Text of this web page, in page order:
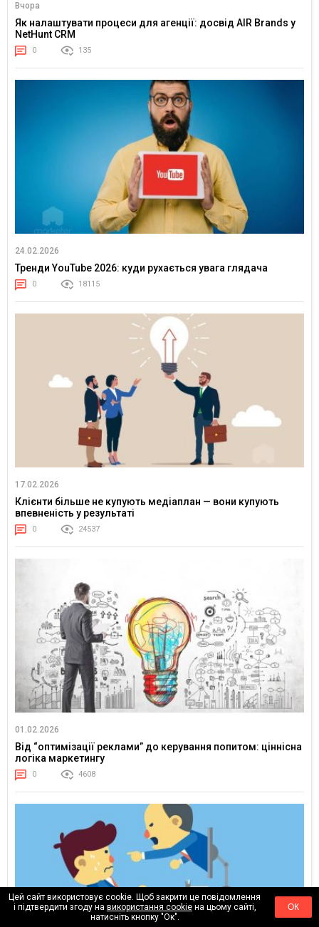
Вчора
Як налаштувати процеси для агенції: досвід AIR Brands у
NetHunt CRM
0 135
24.02.2026
Тренди YouTube 2026: куди рухається увага глядача
0 18115
17.02.2026
Клієнти більше не купують медіаплан — вони купують
впевненість у результаті
0 24537
01.02.2026
Від “оптимізації реклами” до керування попитом: ціннісна
логіка маркетингу
0 4608
Цей сайт використовує cookie. Щоб закрити це повідомлення
і підтвердити згоду на використання cookieна цьому сайті,
натисніть кнопку "Ок".
ОК